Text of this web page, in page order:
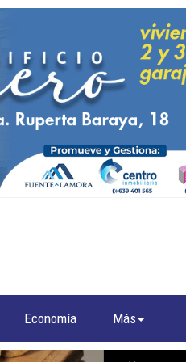
Economía Más